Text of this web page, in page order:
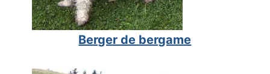
Berger de bergame